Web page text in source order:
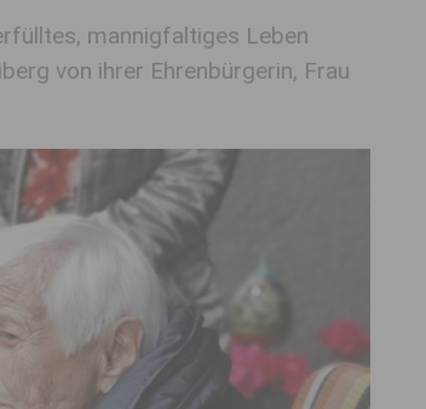
mannigfaltiges Leben
von ihrer Ehrenbürgerin, Frau